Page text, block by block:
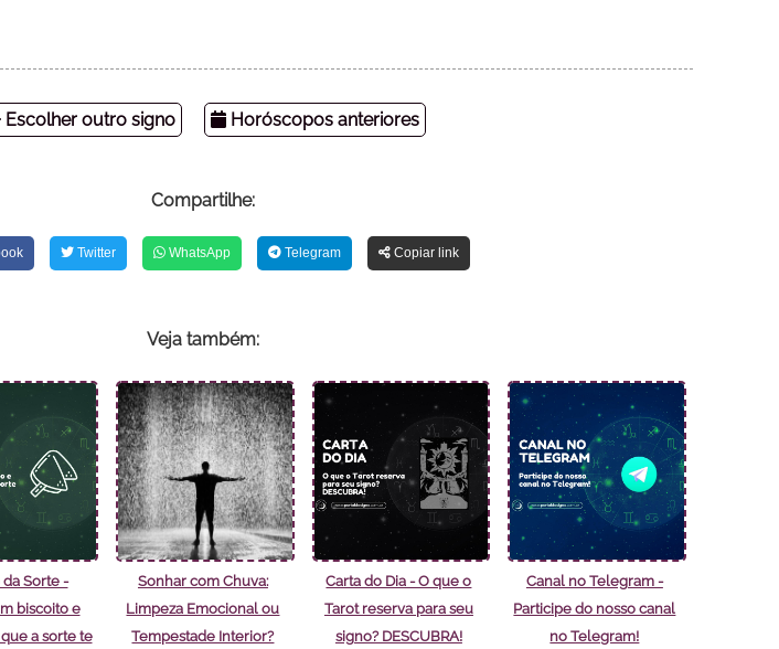
Escolher outro signo Horóscopos anteriores
Compartilhe:
Twitter WhatsApp Telegram Copiar link
Veja também:
Sorte -
biscoito e
a sorte te
Sonhar com Chuva:
Limpeza Emocional ou
Tempestade Interior?
Carta do Dia - O que o
Tarot reserva para seu
signo? DESCUBRA!
Canal no Telegram -
Participe do nosso canal
no Telegram!